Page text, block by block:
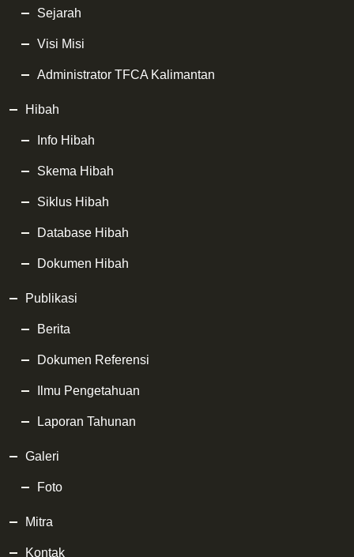
Sejarah
Visi Misi
Administrator TFCA Kalimantan
Hibah
Info Hibah
Skema Hibah
Siklus Hibah
Database Hibah
Dokumen Hibah
Publikasi
Berita
Dokumen Referensi
Ilmu Pengetahuan
Laporan Tahunan
Galeri
Foto
Mitra
Kontak